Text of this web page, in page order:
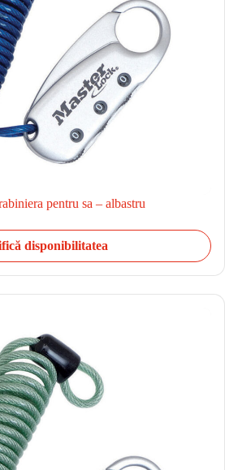
pentru sa – albastru
disponibilitatea